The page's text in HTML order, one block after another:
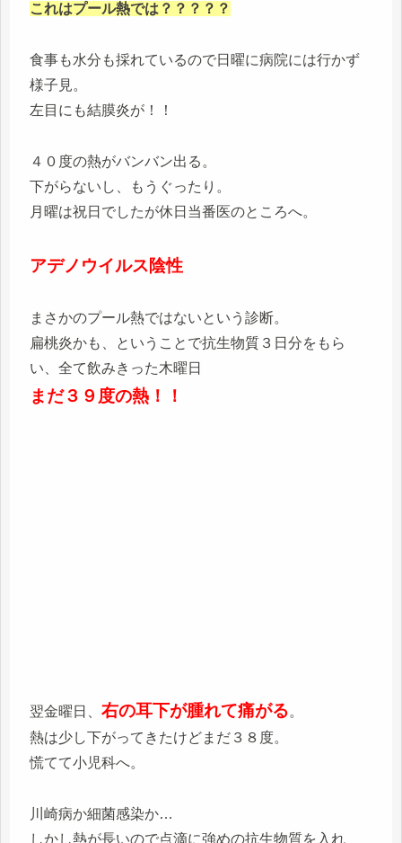
これはプール熱では？？？？？
食事も水分も採れているので日曜に病院には行かず
様子見。
左目にも結膜炎が！！
４０度の熱がバンバン出る。
下がらないし、もうぐったり。
月曜は祝日でしたが休日当番医のところへ。
アデノウイルス陰性
まさかのプール熱ではないという診断。
扁桃炎かも、ということで抗生物質３日分をもら
い、全て飲みきった木曜日
まだ３９度の熱！！
翌金曜日、 右の耳下が腫れて痛がる。
熱は少し下がってきたけどまだ３８度。
慌てて小児科へ。
川崎病か細菌感染か…
しかし熱が長いので点滴に強めの抗生物質を入れ